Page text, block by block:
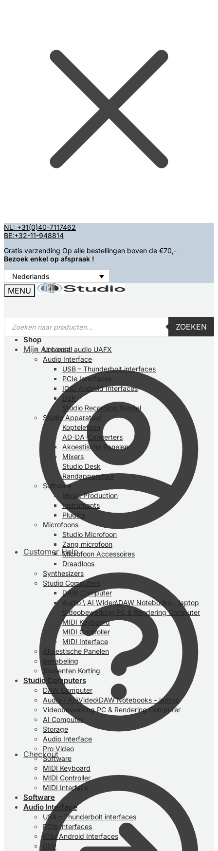
Ga
naar
navigatie
Overslaan
naar
inhoud
NL: +31(0)40-7117462
BE:+32-11-948814
Gratis verzending Op alle bestellingen boven de €70,-
Bezoek enkel op afspraak !
Nederlands
MENU
Producten
zoeken
ZOEKEN
Mijn Account
Customer Help
Checkout
Home
Shop
Universal audio UAFX
Audio Interface
USB – Thunderbolt interfaces
PCIe Interfaces
IOS/ Android Interfaces
DSP
Studio Recording Bundel
Studio Apparatuur
Koptelefoon
AD-DA-Converters
Akoestische Panelen
Mixers
Studio Desk
Randapparatuur
Software
Music Production
Instruments
Plugins
Microfoons
Studio Microfoon
Zang microfoon
Microfoon Accessoires
Draadloos
Synthesizers
Studio Computers
DAW Computer
Audio \ AI \Video\DAW Notebooks – laptop
Videobewerking PC & Rendering Computer
MIDI Keyboard
MIDI Controller
MIDI Interface
Akoestische Panelen
Bekabeling
Studenten Korting
Studio Computers
DAW Computer
Audio \ AI \Video\DAW Notebooks – laptop
Videobewerking PC & Rendering Computer
AI Computer
Storage
Audio Interface
Pro Video
Software
MIDI Keyboard
MIDI Controller
MIDI Interface
Software
Audio Interface
USB – Thunderbolt interfaces
PCIe Interfaces
IOS/ Android Interfaces
DSP